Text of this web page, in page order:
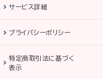
サービス詳細
プライバシーポリシー
特定商取引法に基づく
表示